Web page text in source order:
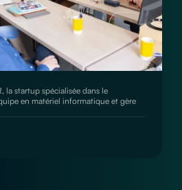
la startup spécialisée dans le
en matériel informatique et gère